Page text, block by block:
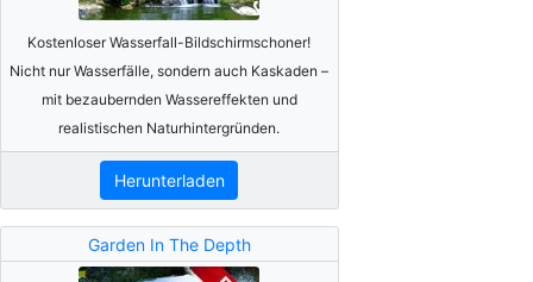
Kostenloser Wasserfall-Bildschirmschoner!
Nicht nur Wasserfälle, sondern auch Kaskaden –
mit bezaubernden Wassereffekten und
realistischen Naturhintergründen.
Herunterladen
Garden In The Depth